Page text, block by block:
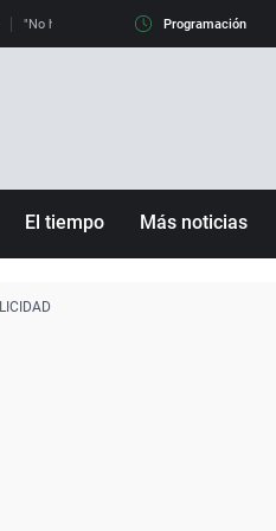
"No hay mafias, que no nos engañen":
Programación
El tiempo Más noticias